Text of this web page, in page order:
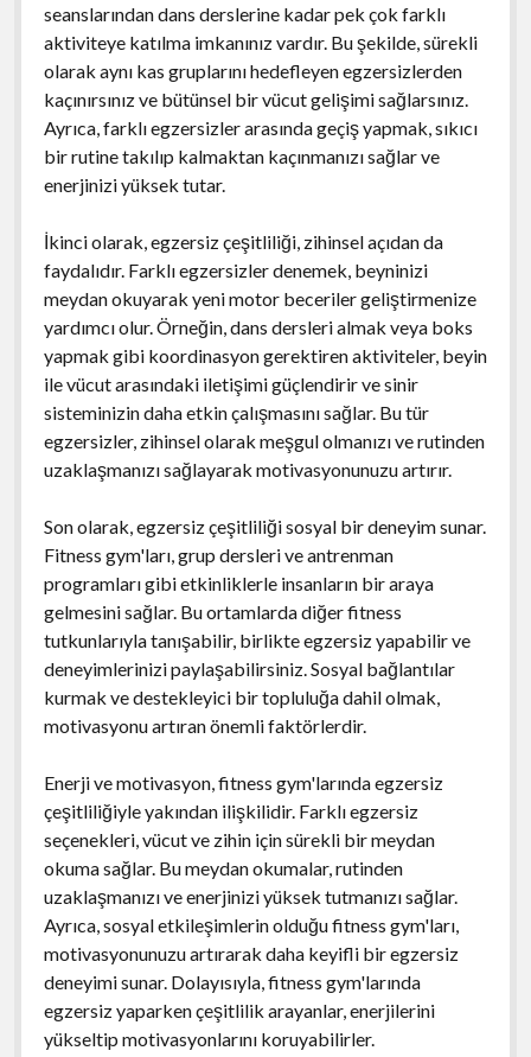
seanslarından dans derslerine kadar pek çok farklı
aktiviteye katılma imkanınız vardır. Bu şekilde, sürekli
olarak aynı kas gruplarını hedefleyen egzersizlerden
kaçınırsınız ve bütünsel bir vücut gelişimi sağlarsınız.
Ayrıca, farklı egzersizler arasında geçiş yapmak, sıkıcı
bir rutine takılıp kalmaktan kaçınmanızı sağlar ve
enerjinizi yüksek tutar.
İkinci olarak, egzersiz çeşitliliği, zihinsel açıdan da
faydalıdır. Farklı egzersizler denemek, beyninizi
meydan okuyarak yeni motor beceriler geliştirmenize
yardımcı olur. Örneğin, dans dersleri almak veya boks
yapmak gibi koordinasyon gerektiren aktiviteler, beyin
ile vücut arasındaki iletişimi güçlendirir ve sinir
sisteminizin daha etkin çalışmasını sağlar. Bu tür
egzersizler, zihinsel olarak meşgul olmanızı ve rutinden
uzaklaşmanızı sağlayarak motivasyonunuzu artırır.
Son olarak, egzersiz çeşitliliği sosyal bir deneyim sunar.
Fitness gym'ları, grup dersleri ve antrenman
programları gibi etkinliklerle insanların bir araya
gelmesini sağlar. Bu ortamlarda diğer fitness
tutkunlarıyla tanışabilir, birlikte egzersiz yapabilir ve
deneyimlerinizi paylaşabilirsiniz. Sosyal bağlantılar
kurmak ve destekleyici bir topluluğa dahil olmak,
motivasyonu artıran önemli faktörlerdir.
Enerji ve motivasyon, fitness gym'larında egzersiz
çeşitliliğiyle yakından ilişkilidir. Farklı egzersiz
seçenekleri, vücut ve zihin için sürekli bir meydan
okuma sağlar. Bu meydan okumalar, rutinden
uzaklaşmanızı ve enerjinizi yüksek tutmanızı sağlar.
Ayrıca, sosyal etkileşimlerin olduğu fitness gym'ları,
motivasyonunuzu artırarak daha keyifli bir egzersiz
deneyimi sunar. Dolayısıyla, fitness gym'larında
egzersiz yaparken çeşitlilik arayanlar, enerjilerini
yükseltip motivasyonlarını koruyabilirler.